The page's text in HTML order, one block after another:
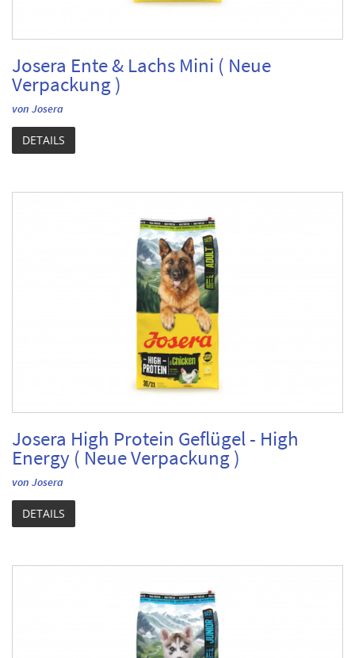
Josera Ente & Lachs Mini ( Neue
Verpackung )
von Josera
DETAILS
Josera High Protein Geflügel - High
Energy ( Neue Verpackung )
von Josera
DETAILS